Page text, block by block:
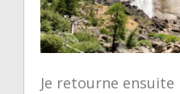
Je retourne